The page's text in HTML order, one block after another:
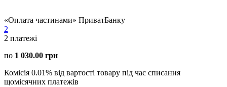
«Оплата частинами» ПриватБанку
2
2 платежі
по 1 030.00 грн
Комісія 0.01% від вартості товару під час списання
щомісячних платежів